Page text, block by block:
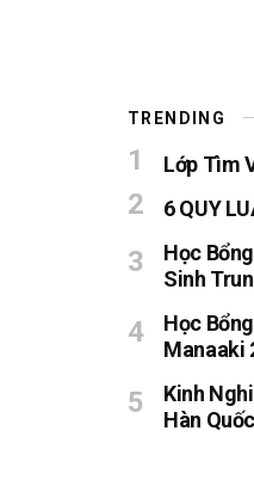
TRENDING
Lớp Tìm
6 QUY
Học
Sinh
Học
Manaaki
Kinh
Hàn